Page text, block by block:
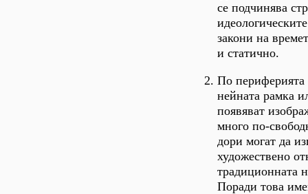
се подчинява
закони на
и статично.
По периферията
нейната рамка
появяват
много по-
дори могат да
художествено
традиционната
Поради това